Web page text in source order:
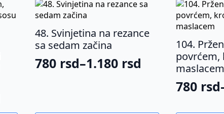
48. Svinjetina na rezance
sa sedam začina
780 rsd–1.180 rsd
Raspon
104.
maslacem
780 rsd
Raspon
cena: